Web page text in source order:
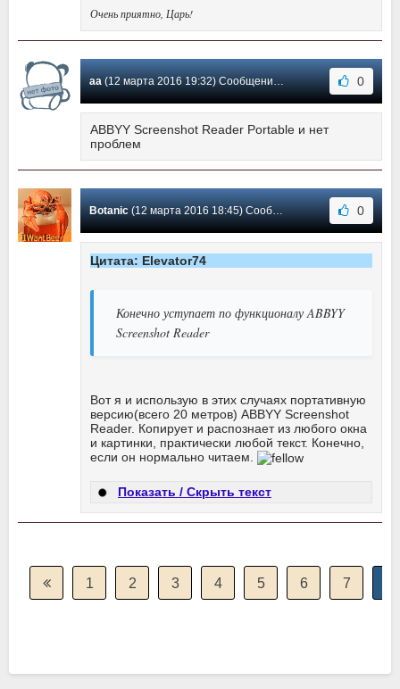
Очень приятно, Царь!
aa(12 марта 2016 19:32) Сообщение #4 0
ABBYY Screenshot Reader Portable и нет
проблем
Botanic(12 марта 2016 18:45) Сообщение #3 0
Цитата: Elevator74
Конечно уступает по функционалу ABBYY
Screenshot Reader
Вот я и использую в этих случаях портативную
версию(всего 20 метров) ABBYY Screenshot
Reader. Копирует и распознает из любого окна
и картинки, практически любой текст. Конечно,
если он нормально читаем.
Показать / Скрыть текст
1 2 3 4 5 6 7